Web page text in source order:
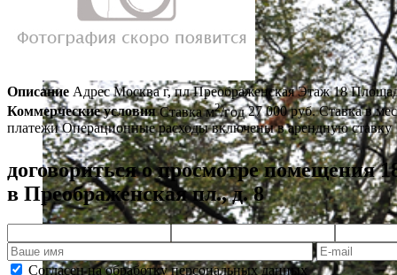
Описание Адрес Москва г, пл Преображенская Этаж 18
Коммерческие условия Ставка м2/год 27 000 руб. Ставка в
платежи Операционные расходы включены в арендную ставку
договориться о просмотре помещения
в Преображенская пл., д. 8
Согласен на обработку персональных данных